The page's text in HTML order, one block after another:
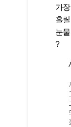
가
흘
눈
?